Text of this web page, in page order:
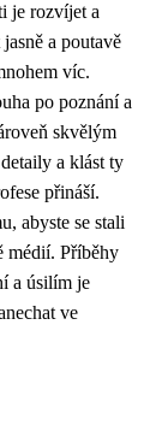
je rozvíjet a
a poutavě
víc.
po poznání a
skvělým
a klást ty
přináší.
abyste se stali
médií. Příběhy
a úsilím je
ve